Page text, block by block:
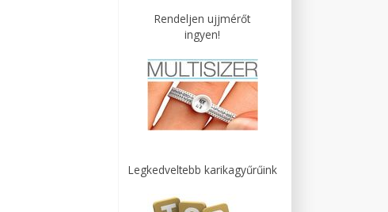
Rendeljen ujjmérőt
ingyen!
Legkedveltebb karikagyűrűink